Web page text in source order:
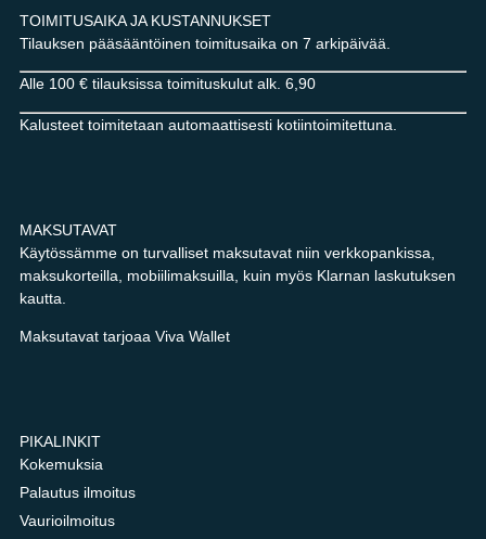
TOIMITUSAIKA JA KUSTANNUKSET
Tilauksen pääsääntöinen toimitusaika on 7 arkipäivää.
Alle 100 € tilauksissa toimituskulut alk. 6,90
Kalusteet toimitetaan automaattisesti kotiintoimitettuna.
MAKSUTAVAT
Käytössämme on turvalliset maksutavat niin verkkopankissa,
maksukorteilla, mobiilimaksuilla, kuin myös Klarnan laskutuksen
kautta.
Maksutavat tarjoaa Viva Wallet
PIKALINKIT
Kokemuksia
Palautus ilmoitus
Vaurioilmoitus